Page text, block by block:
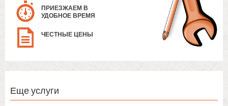
ПРИЕЗЖАЕМ В
УДОБНОЕ ВРЕМЯ
ЧЕСТНЫЕ ЦЕНЫ
Еще услуги